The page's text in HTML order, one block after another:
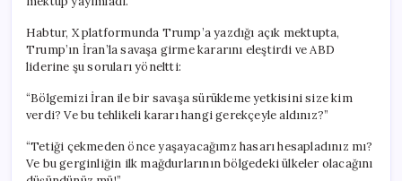
Habtur, X platformunda Trump’a yazdığı açık mektupta,
Trump’ın İran’la savaşa girme kararını eleştirdi ve ABD
liderine şu soruları yöneltti:
“Bölgemizi İran ile bir savaşa sürükleme yetkisini size kim
verdi? Ve bu tehlikeli kararı hangi gerekçeyle aldınız?”
“Tetiği çekmeden önce yaşayacağımz hasarı hesapladınız mı?
Ve bu gerginliğin ilk mağdurlarının bölgedeki ülkeler olacağını